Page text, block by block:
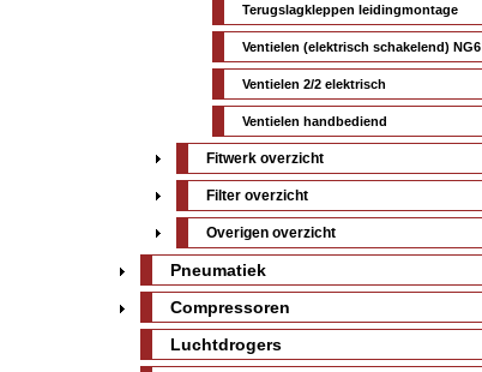
Terugslagkleppen leidingmontage
Ventielen (elektrisch schakelend) NG6
Ventielen 2/2 elektrisch
Ventielen handbediend
Fitwerk overzicht
Filter overzicht
Overigen overzicht
Pneumatiek
Compressoren
Luchtdrogers